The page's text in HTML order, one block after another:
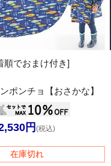
順でおまけ付き]
ポンチョ【おさかな】
円 (税込)
在庫切れ